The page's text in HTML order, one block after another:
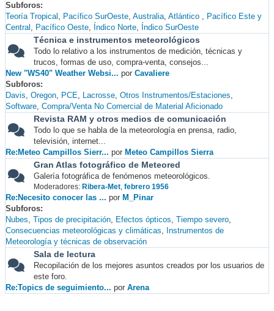
Subforos
Teoría Tropical
Pacífico SurOeste Australia Atlántico
Pacífico Este y
Central
Pacífico Oeste Índico Norte Índico SurOeste
Técnica e instrumentos meteorológicos
Todo lo relativo a los instrumentos de medición, técnicas y
trucos, formas de uso, compra-venta, consejos...
New "WS40" Weather Websi... por Cavaliere
Subforos
Davis Oregon PCE Lacrosse Otros Instrumentos/Estaciones
Software Compra/Venta No Comercial de Material Aficionado
Revista RAM y otros medios de comunicación
Todo lo que se habla de la meteorología en prensa, radio,
televisión, internet...
Re:Meteo Campillos Sierr... por Meteo Campillos Sierra
Gran Atlas fotográfico de Meteored
Galería fotográfica de fenómenos meteorológicos.
Moderadores: Ribera-Met, febrero 1956
Re:Necesito conocer las ... por M_Pinar
Subforos
Nubes Tipos de precipitación Efectos ópticos Tiempo severo
Consecuencias meteorológicas y climáticas
Instrumentos de
Meteorología y técnicas de observación
Sala de lectura
Recopilación de los mejores asuntos creados por los usuarios de
este foro.
Re:Topics de seguimiento... por Arena